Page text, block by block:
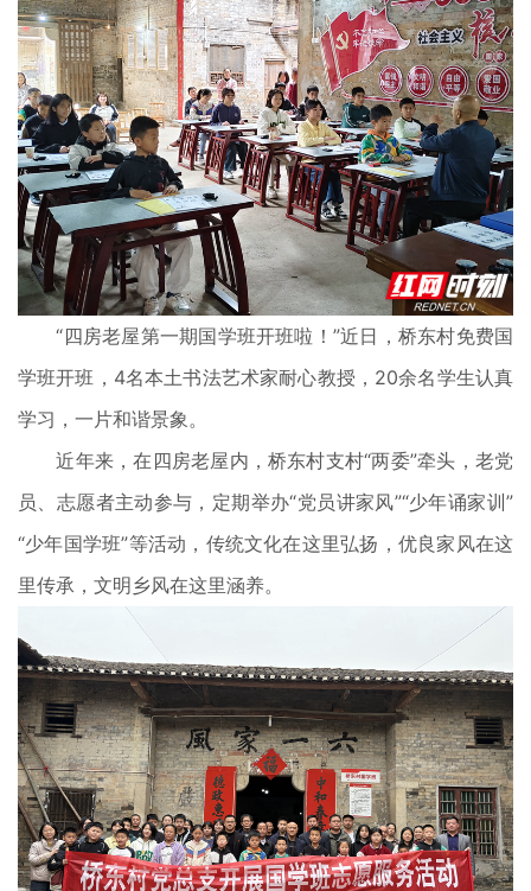
“四房老屋第一期国学班开班啦！”近日，桥东村免费国
学班开班，4名本土书法艺术家耐心教授，20余名学生认真
学习，一片和谐景象。
近年来，在四房老屋内，桥东村支村“两委”牵头，老党
员、志愿者主动参与，定期举办“党员讲家风”“少年诵家训”
“少年国学班”等活动，传统文化在这里弘扬，优良家风在这
里传承，文明乡风在这里涵养。